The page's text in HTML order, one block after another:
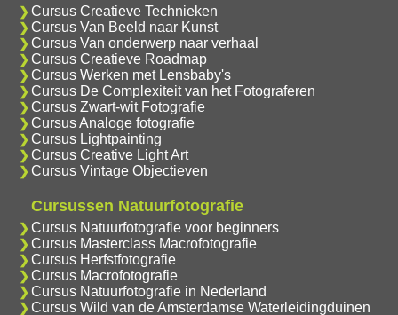
Cursus Creatieve Technieken
Cursus Van Beeld naar Kunst
Cursus Van onderwerp naar verhaal
Cursus Creatieve Roadmap
Cursus Werken met Lensbaby's
Cursus De Complexiteit van het Fotograferen
Cursus Zwart-wit Fotografie
Cursus Analoge fotografie
Cursus Lightpainting
Cursus Creative Light Art
Cursus Vintage Objectieven
Cursussen Natuurfotografie
Cursus Natuurfotografie voor beginners
Cursus Masterclass Macrofotografie
Cursus Herfstfotografie
Cursus Macrofotografie
Cursus Natuurfotografie in Nederland
Cursus Wild van de Amsterdamse Waterleidingduinen